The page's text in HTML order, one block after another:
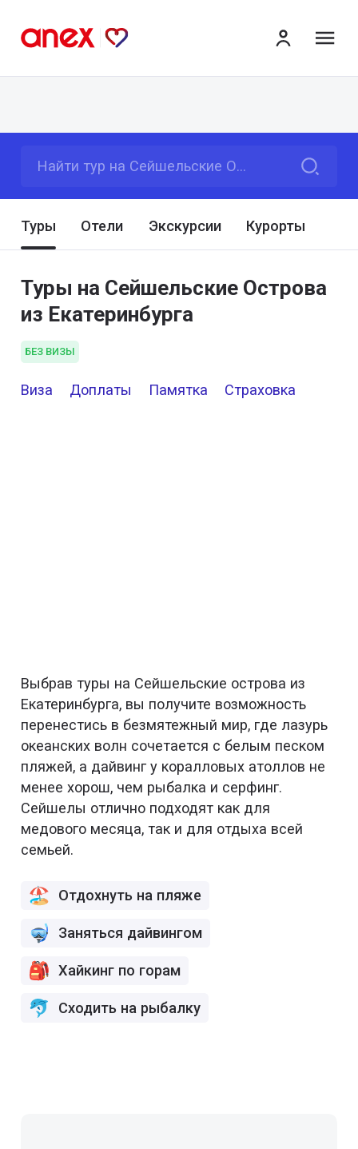
Найти тур на Сейшельские Острова
Туры Отели Экскурсии Курорты
Туры на Сейшельские Острова
из Екатеринбурга
БЕЗ ВИЗЫ
Виза Доплаты Памятка Страховка
Выбрав туры на Сейшельские острова из
Екатеринбурга, вы получите возможность
перенестись в безмятежный мир, где лазурь
океанских волн сочетается с белым песком
пляжей, а дайвинг у коралловых атоллов не
менее хорош, чем рыбалка и серфинг.
Сейшелы отлично подходят как для
медового месяца, так и для отдыха всей
семьей.
Отдохнуть на пляже
Заняться дайвингом
Хайкинг по горам
Сходить на рыбалку